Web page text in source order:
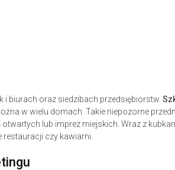
biurach oraz siedzibach przedsiębiorstw.
w wielu domach. Takie niepozorne
lub imprez miejskich. Wraz z
czy kawiarni.